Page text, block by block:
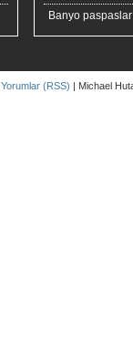
Banyo
Yorumlar (RSS) | Michael